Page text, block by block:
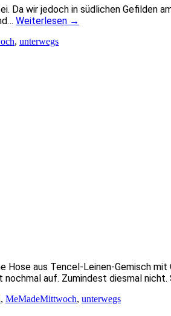
wir jedoch in südlichen Gefilden
Weiterlesen →
, unterwegs
aus Tencel-Leinen-Gemisch
auf. Zumindest diesmal
, MeMadeMittwoch, unterwegs